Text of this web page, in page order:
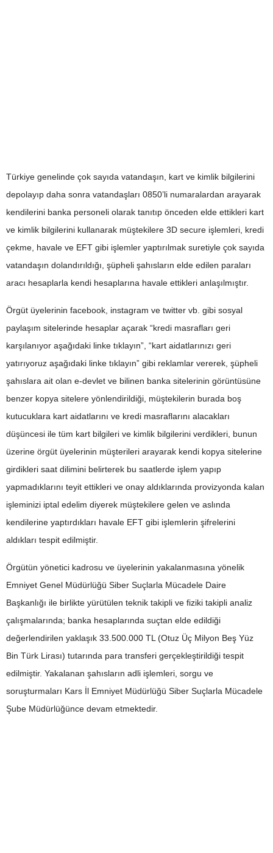
Türkiye genelinde çok sayıda vatandaşın, kart ve kimlik bilgilerini
depolayıp daha sonra vatandaşları 0850’li numaralardan arayarak
kendilerini banka personeli olarak tanıtıp önceden elde ettikleri kart
ve kimlik bilgilerini kullanarak müştekilere 3D secure işlemleri, kredi
çekme, havale ve EFT gibi işlemler yaptırılmak suretiyle çok sayıda
vatandaşın dolandırıldığı, şüpheli şahısların elde edilen paraları
aracı hesaplarla kendi hesaplarına havale ettikleri anlaşılmıştır.
Örgüt üyelerinin facebook, instagram ve twitter vb. gibi sosyal
paylaşım sitelerinde hesaplar açarak “kredi masrafları geri
karşılanıyor aşağıdaki linke tıklayın”, “kart aidatlarınızı geri
yatırıyoruz aşağıdaki linke tıklayın” gibi reklamlar vererek, şüpheli
şahıslara ait olan e-devlet ve bilinen banka sitelerinin görüntüsüne
benzer kopya sitelere yönlendirildiği, müştekilerin burada boş
kutucuklara kart aidatlarını ve kredi masraflarını alacakları
düşüncesi ile tüm kart bilgileri ve kimlik bilgilerini verdikleri, bunun
üzerine örgüt üyelerinin müşterileri arayarak kendi kopya sitelerine
girdikleri saat dilimini belirterek bu saatlerde işlem yapıp
yapmadıklarını teyit ettikleri ve onay aldıklarında provizyonda kalan
işleminizi iptal edelim diyerek müştekilere gelen ve aslında
kendilerine yaptırdıkları havale EFT gibi işlemlerin şifrelerini
aldıkları tespit edilmiştir.
Örgütün yönetici kadrosu ve üyelerinin yakalanmasına yönelik
Emniyet Genel Müdürlüğü Siber Suçlarla Mücadele Daire
Başkanlığı ile birlikte yürütülen teknik takipli ve fiziki takipli analiz
çalışmalarında; banka hesaplarında suçtan elde edildiği
değerlendirilen yaklaşık 33.500.000 TL (Otuz Üç Milyon Beş Yüz
Bin Türk Lirası) tutarında para transferi gerçekleştirildiği tespit
edilmiştir. Yakalanan şahısların adli işlemleri, sorgu ve
soruşturmaları Kars İl Emniyet Müdürlüğü Siber Suçlarla Mücadele
Şube Müdürlüğünce devam etmektedir.